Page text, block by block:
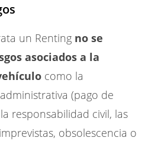
un Renting no se
asociados a la
como la
(pago de
responsabilidad civil, las
obsolescencia o